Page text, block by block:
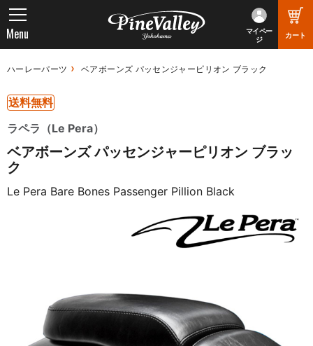
マイペー
ジ
カート
Menu
ハーレーパーツ ベアボーンズ パッセンジャーピリオン ブラック
送料無料
ラペラ（Le Pera）
ベアボーンズ パッセンジャーピリオン ブラッ
ク
Le Pera Bare Bones Passenger Pillion Black